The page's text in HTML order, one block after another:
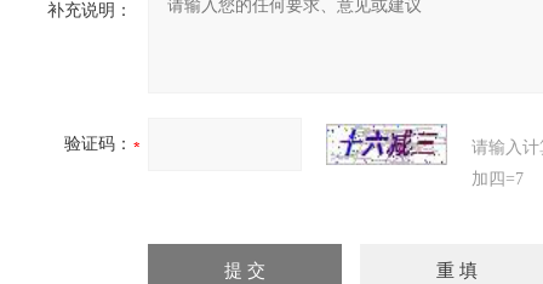
补充说明：
验证码：
请输入
加四=7